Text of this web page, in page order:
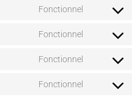
complianz
Fonctionnel
Consent
google-
Fonctionnel
Consent
youtube
Fonctionnel
Consent
Fonctionnel
Consent